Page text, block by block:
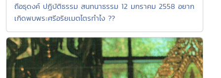
ถือธุดงค์ ปฏิบัติธรรม สนทนาธรรม 12 มกราคม 2558 อยาก
เกิดพบพระศรีอริยเมตไตรทำไง ??